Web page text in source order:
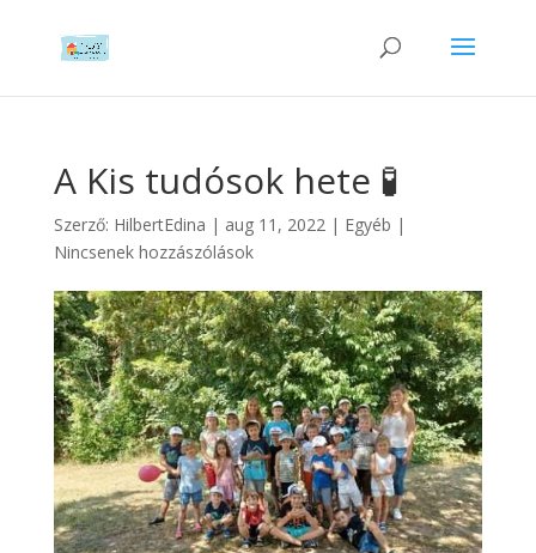
A Kis tudósok hete 🧪
Szerző: HilbertEdina | aug 11, 2022| Egyéb |
Nincsenek hozzászólások